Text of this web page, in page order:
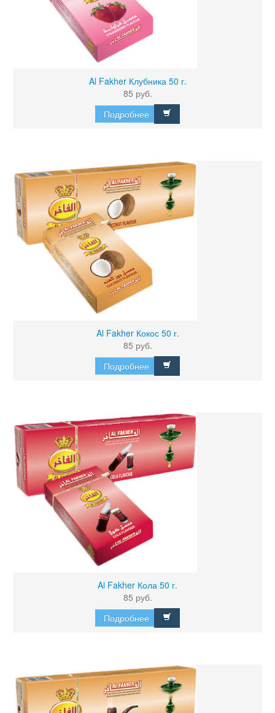
Al Fakher Клубника 50 г.
85 руб.
Подробнее
Al Fakher Кокос 50 г.
85 руб.
Подробнее
Al Fakher Кола 50 г.
85 руб.
Подробнее